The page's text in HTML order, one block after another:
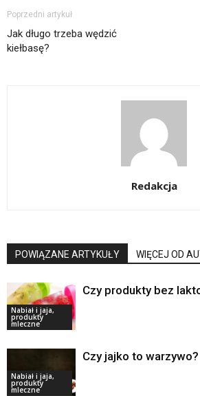
Poprzedni artykuł
Jak długo trzeba wędzić
kiełbasę?
Redakcja
POWIĄZANE ARTYKUŁY WIĘCEJ OD
Nabiał i jaja,
produkty
mleczne
Czy produkty bez
Nabiał i jaja,
produkty
mleczne
Czy jajko to warzywo?